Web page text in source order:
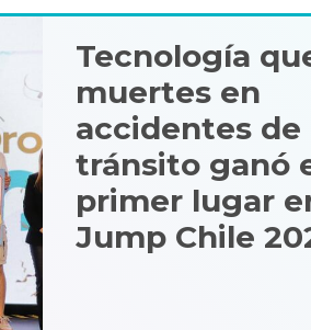
Tecnología
muertes en
accidentes de
tránsito ganó
primer lugar
Jump Chile